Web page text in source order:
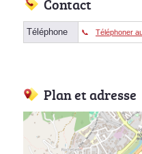
Contact
Téléphone Téléphoner
Plan et adresse